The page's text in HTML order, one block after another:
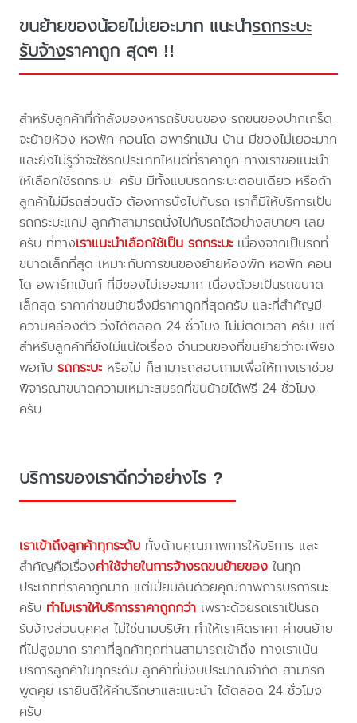
ขนย้ายของน้อยไม่เยอะมาก แนะนำรถกระบะ
รับจ้างราคาถูก สุดๆ !!
สำหรับลูกค้าที่กำลังมองหารถรับขนของ รถขนของปากเกร็ด
จะย้ายห้อง หอพัก คอนโด อพาร์ทเม้น บ้าน มีของไม่เยอะมาก
และยังไม่รู้ว่าจะใช้รถประเภทไหนดีที่ราคาถูก ทางเราขอแนะนำ
ให้เลือกใช้รถกระบะ ครับ มีทั้งแบบรถกระบะตอนเดียว หรือถ้า
ลูกค้าไม่มีรถส่วนตัว ต้องการนั่งไปกับรถ เราก็มีให้บริการเป็น
รถกระบะแคป ลูกค้าสามารถนั่งไปกับรถได้อย่างสบายๆ เลย
ครับ ที่ทางเราแนะนำเลือกใช้เป็น รถกระบะ เนื่องจากเป็นรถที่
ขนาดเล็กที่สุด เหมาะกับการขนของย้ายห้องพัก หอพัก คอน
โด อพาร์ทเม้นท์ ที่มีของไม่เยอะมาก เนื่องด้วยเป็นรถขนาด
เล็กสุด ราคาค่าขนย้ายจึงมีราคาถูกที่สุดครับ และที่สำคัญมี
ความคล่องตัว วิ่งได้ตลอด 24 ชั่วโมง ไม่มีติดเวลา ครับ แต่
สำหรับลูกค้าที่ยังไม่แน่ใจเรื่อง จำนวนของที่ขนย้ายว่าจะเพียง
พอกับรถกระบะ หรือไม่ ก็สามารถสอบถามเพื่อให้ทางเราช่วย
พิจารณาขนาดความเหมาะสมรถที่ขนย้ายได้ฟรี 24 ชั่วโมง
ครับ
บริการของเราดีกว่าอย่างไร ?
เราเข้าถึงลูกค้าทุกระดับ ทั้งด้านคุณภาพการให้บริการ และ
สำคัญคือเรื่องค่าใช้จ่ายในการจ้างรถขนย้ายของ ในทุก
ประเภทที่ราคาถูกมาก แต่เปี่ยมล้นด้วยคุณภาพการบริการนะ
ครับ ทำไมเราให้บริการราคาถูกกว่า เพราะด้วยรถเราเป็นรถ
รับจ้างส่วนบุคคล ไม่ใช่นามบริษัท ทำให้เราคิดราคา ค่าขนย้าย
ที่ไม่สูงมาก ราคาที่ลูกค้าทุกท่านสามารถเข้าถึง ทางเราเน้น
บริการลูกค้าในทุกระดับ ลูกค้าที่มีงบประมาณจำกัด สามารถ
พูดคุย เรายินดีให้คำปรึกษาและแนะนำ ได้ตลอด 24 ชั่วโมง
ครับ